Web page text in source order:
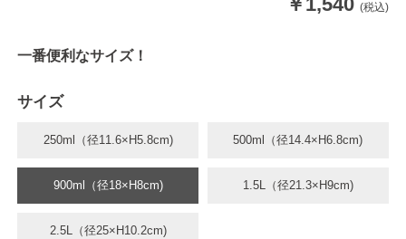
一番便利なサイズ！
(税込)
サイズ
250ml（径11.6×H5.8cm) 500ml（径14.4×H6.8cm)
900ml（径18×H8cm) 1.5L（径21.3×H9cm)
2.5L（径25×H10.2cm)